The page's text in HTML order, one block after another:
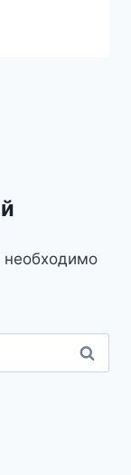
необходимо